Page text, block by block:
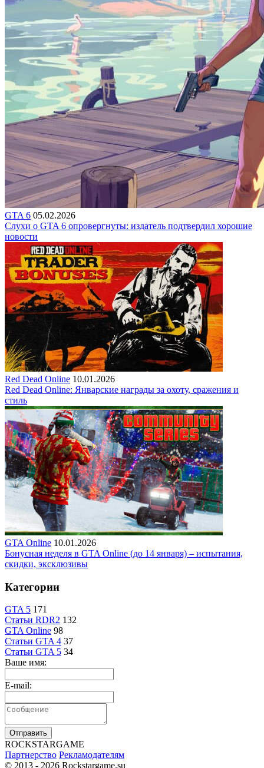
GTA 6 05.02.2026
Слухи о GTA 6 опровергнуты: издатель подтвердил хорошие
новости
Red Dead Online 10.01.2026
Red Dead Online: Январские награды за охоту, сражения и
стиль
GTA Online 10.01.2026
Бонусная неделя в GTA Online (до 14 января) – испытания,
скидки, эксклюзивы
Категории
GTA 5 171
Статьи RDR2 132
GTA Online 98
Статьи GTA 4 37
Статьи GTA 5 34
Ваше имя:
E-mail:
Отправить
ROCKSTARGAME
Партнерство Рекламодателям
© 2013 - 2026 Rockstargame.su